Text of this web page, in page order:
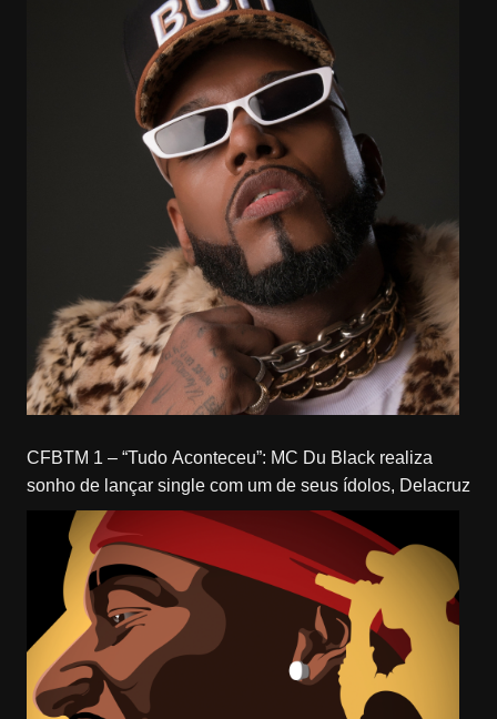
CFBTM 1 – “Tudo Aconteceu”: MC Du Black realiza
sonho de lançar single com um de seus ídolos, Delacruz